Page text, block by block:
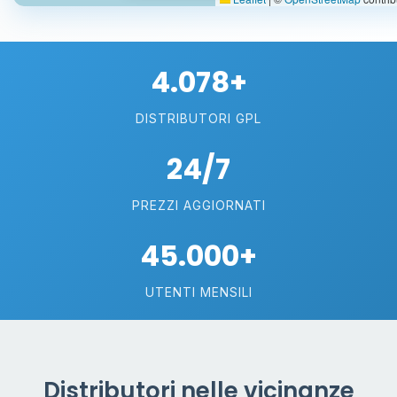
4.078+
DISTRIBUTORI GPL
24/7
PREZZI AGGIORNATI
45.000+
UTENTI MENSILI